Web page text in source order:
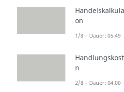
Aufgaben
solltest du
Begriffspaare
on
1/8 – Dauer: 05:49
n
2/8 – Dauer: 04:00